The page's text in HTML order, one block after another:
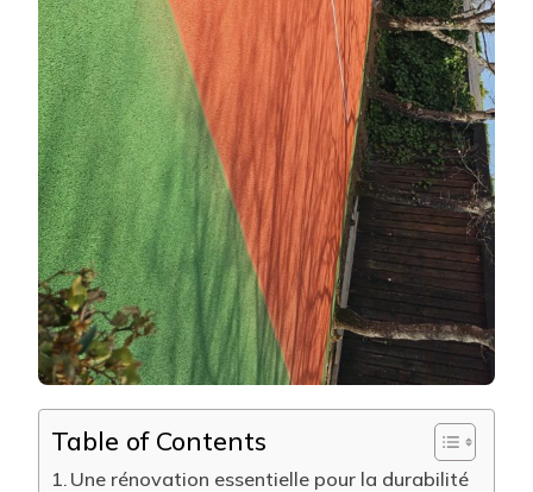
Table of Contents
Une rénovation essentielle pour la durabilité